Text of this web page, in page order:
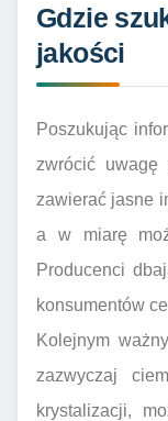
Gdzie
jakości
Poszukując
zwrócić uwagę
zawierać jasne
a w miarę
Producenci
konsumentów
Kolejnym
zazwyczaj
krystalizacji,